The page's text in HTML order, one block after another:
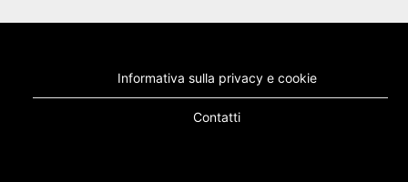
Informativa sulla privacy e cookie
Contatti